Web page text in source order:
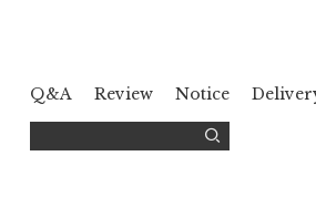
Q&A Review Notice